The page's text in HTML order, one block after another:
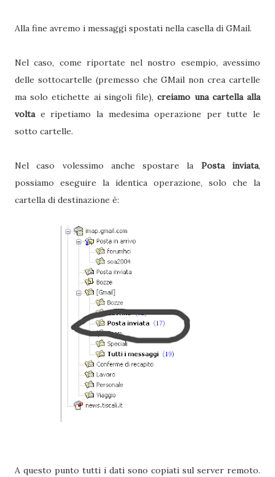
Alla fine avremo i messaggi spostati nella casella di GMail.
Nel caso, come riportate nel nostro esempio, avessimo
delle sottocartelle (premesso che GMail non crea cartelle
ma solo etichette ai singoli file),creiamo una cartella alla
voltae ripetiamo la medesima operazione per tutte le
sotto cartelle.
Nel caso volessimo anche spostare la Posta inviata,
possiamo eseguire la identica operazione, solo che la
cartella di destinazione è:
A questo punto tutti i dati sono copiati sul server remoto.